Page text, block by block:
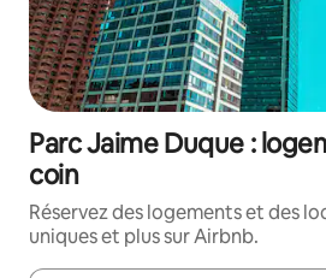
Parc Jaime Duque :
coin
Réservez des logements et des
uniques et plus sur Airbnb.